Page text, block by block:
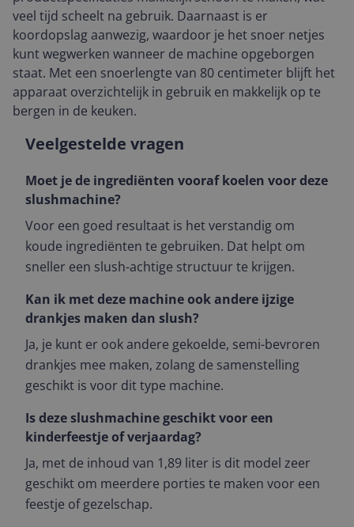
veel tijd scheelt na gebruik. Daarnaast is er
koordopslag aanwezig, waardoor je het snoer netjes
kunt wegwerken wanneer de machine opgeborgen
staat. Met een snoerlengte van 80 centimeter blijft het
apparaat overzichtelijk in gebruik en makkelijk op te
bergen in de keuken.
Veelgestelde vragen
Moet je de ingrediënten vooraf koelen voor deze
slushmachine?
Voor een goed resultaat is het verstandig om
koude ingrediënten te gebruiken. Dat helpt om
sneller een slush-achtige structuur te krijgen.
Kan ik met deze machine ook andere ijzige
drankjes maken dan slush?
Ja, je kunt er ook andere gekoelde, semi-bevroren
drankjes mee maken, zolang de samenstelling
geschikt is voor dit type machine.
Is deze slushmachine geschikt voor een
kinderfeestje of verjaardag?
Ja, met de inhoud van 1,89 liter is dit model zeer
geschikt om meerdere porties te maken voor een
feestje of gezelschap.